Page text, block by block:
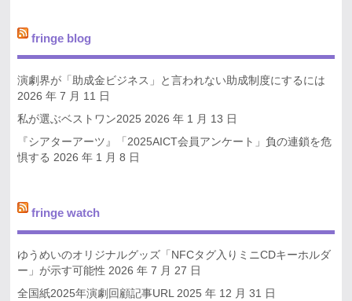
fringe blog
演劇界が「助成金ビジネス」と言われない助成制度にするには
2026 年 7 月 11 日
私が選ぶベストワン2025 2026 年 1 月 13 日
『シアターアーツ』「2025AICT会員アンケート」負の連鎖を危
惧する 2026 年 1 月 8 日
fringe watch
ゆうめいのオリジナルグッズ「NFCタグ入りミニCDキーホルダ
ー」が示す可能性 2026 年 7 月 27 日
全国紙2025年演劇回顧記事URL 2025 年 12 月 31 日